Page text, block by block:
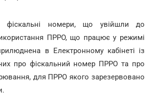
фіскальні номери, що увійшли до
ПРРО, що працює у режимі
в Електронному кабінеті із
про фіскальний номер ПРРО та про
для ПРРО якого зарезервовано